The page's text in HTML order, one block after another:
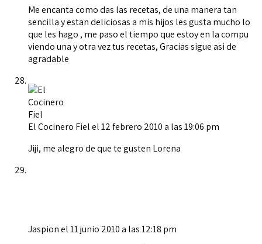
Me encanta como das las recetas, de una manera tan
sencilla y estan deliciosas a mis hijos les gusta mucho lo
que les hago , me paso el tiempo que estoy en la compu
viendo una y otra vez tus recetas, Gracias sigue asi de
agradable
El Cocinero Fielel 12 febrero 2010 a las 19:06 pm
Jiji, me alegro de que te gusten Lorena
Jaspionel 11 junio 2010 a las 12:18 pm